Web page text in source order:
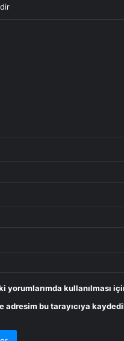
yorumlarımda kullanılması
adresim bu tarayıcıya